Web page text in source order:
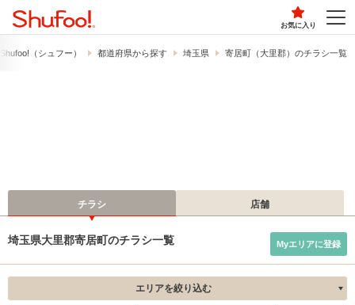
お気に入り
（シュフー） 都道府県から探す 埼玉県 寄居町（大里郡）のチラシ一覧
チラシ 店舗
埼玉県大里郡寄居町のチラシ一覧 Myエリアに登録
エリアを絞り込む